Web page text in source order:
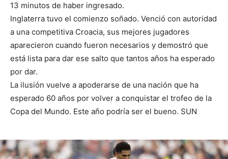
13 minutos de haber ingresado.
Inglaterra tuvo el comienzo soñado. Venció con autoridad
a una competitiva Croacia, sus mejores jugadores
aparecieron cuando fueron necesarios y demostró que
está lista para dar ese salto que tantos años ha esperado
por dar.
La ilusión vuelve a apoderarse de una nación que ha
esperado 60 años por volver a conquistar el trofeo de la
Copa del Mundo. Este año podría ser el bueno. SUN